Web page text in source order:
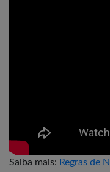
Saiba mais: Regras de